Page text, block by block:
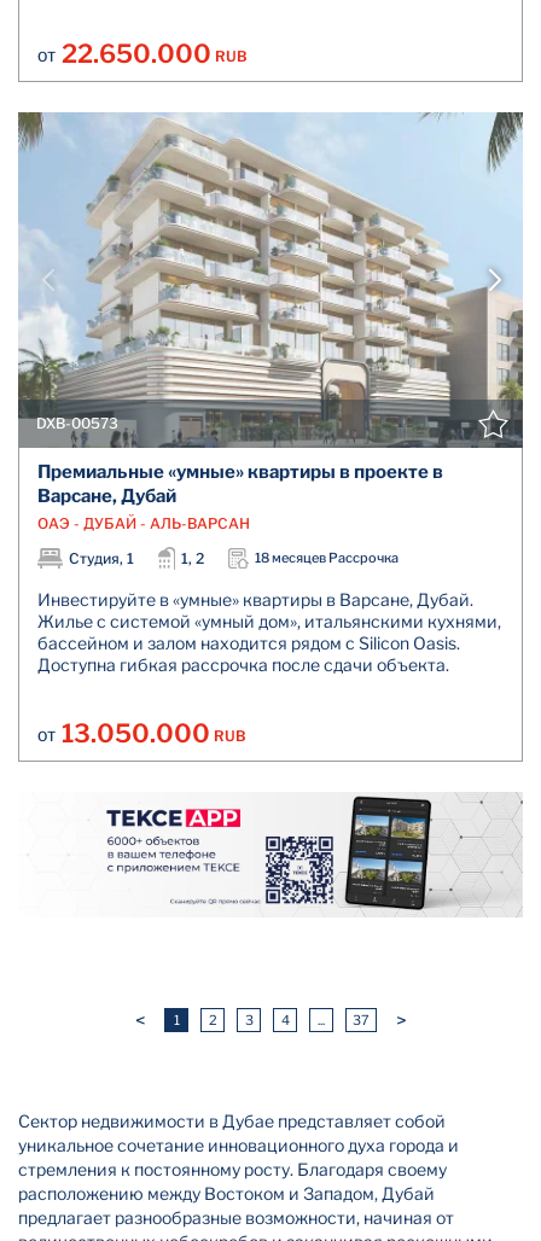
Сектор недвижимости в Дубае представляет собой
уникальное сочетание инновационного духа города и
стремления к постоянному росту. Благодаря своему
расположению между Востоком и Западом, Дубай
предлагает разнообразные возможности, начиная от
ОТ 22.650.000 RUB
DXB-00573
Премиальные «умные» квартиры в проекте в
Варсане, Дубай
ОАЭ - ДУБАЙ - АЛЬ-ВАРСАН
Студия, 1
1, 2 18 месяцев Рассрочка
Инвестируйте в «умные» квартиры в Варсане, Дубай.
Жилье с системой «умный дом», итальянскими кухнями,
бассейном и залом находится рядом с Silicon Oasis.
Доступна гибкая рассрочка после сдачи объекта.
ОТ 13.050.000 RUB
< 1 2 3 4 ... 37 >